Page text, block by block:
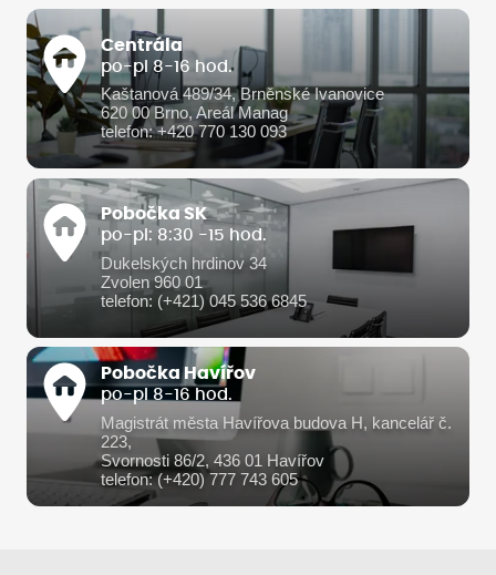
Centrála
po-pi 8-16 hod.
Kaštanová 489/34, Brněnské Ivanovice
620 00 Brno, Areál Manag
telefon: +420 770 130 093
Pobočka SK
po-pi: 8:30 -15 hod.
Dukelských hrdinov 34
Zvolen 960 01
telefon: (+421) 045 536 6845
Pobočka Havířov
po-pi 8-16 hod.
Magistrát města Havířova budova H, kancelář č.
223,
Svornosti 86/2, 436 01 Havířov
telefon: (+420) 777 743 605